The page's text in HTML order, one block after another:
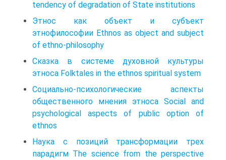
tendency of degradation of State institutions
Этнос как объект и субъект
этнофилософии Ethnos as object and subject
of ethno-philosophy
Сказка в системе духовной культуры
этноса Folktales in the ethnos spiritual system
Социально-психологические аспекты
общественного мнения этноса Social and
psychological aspects of public option of
ethnos
Наука с позиций трансформации трех
парадигм The science from the perspective